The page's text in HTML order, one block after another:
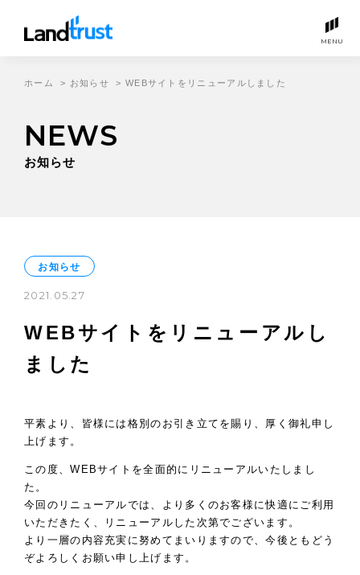
MENU
NEWS
お知らせ
ホーム > お知らせ > WEBサイトをリニューアルしました
お知らせ
2021.05.27
WEBサイトをリニューアルし
ました
平素より、皆様には格別のお引き立てを賜り、厚く御礼申し
上げます。
この度、WEBサイトを全面的にリニューアルいたしまし
た。
今回のリニューアルでは、より多くのお客様に快適にご利用
いただきたく、リニューアルした次第でございます。
より一層の内容充実に努めてまいりますので、今後ともどう
ぞよろしくお願い申し上げます。